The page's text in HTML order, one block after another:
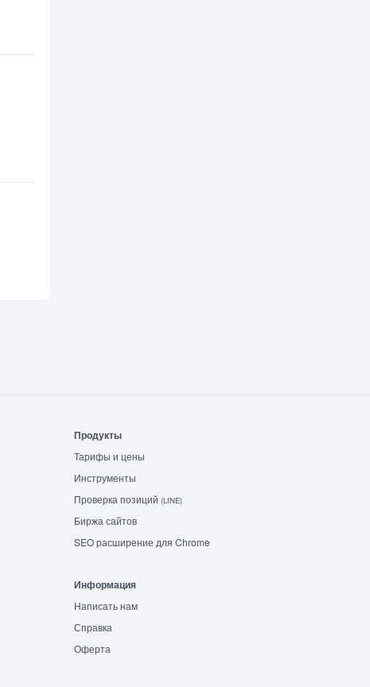
Продукты
Тарифы и цены
Инструменты
Проверка позиций (LINE)
Биржа сайтов
SEO расширение для Chrome
Информация
Написать нам
Справка
Оферта